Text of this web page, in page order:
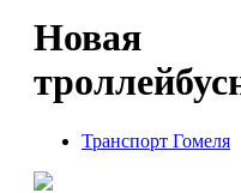
Новая
Транспорт Гомеля